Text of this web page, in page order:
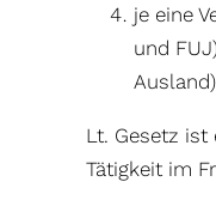
je eine
und
Lt. Gesetz
Tätigkeit im